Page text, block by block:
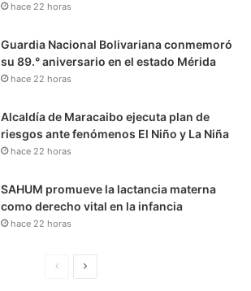
hace 22 horas
Guardia Nacional Bolivariana conmemoró
su 89.° aniversario en el estado Mérida
hace 22 horas
Alcaldía de Maracaibo ejecuta plan de
riesgos ante fenómenos El Niño y La Niña
hace 22 horas
SAHUM promueve la lactancia materna
como derecho vital en la infancia
hace 22 horas